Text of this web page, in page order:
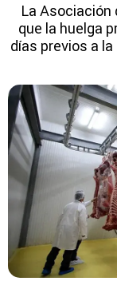
La
que la huelga
días previos a